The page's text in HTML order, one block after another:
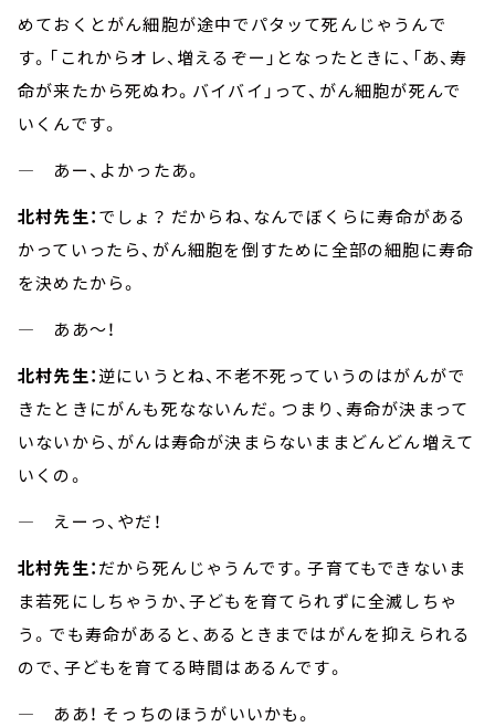
めておくとがん細胞が途中でパタッて死んじゃうんで
す。「これからオレ、増えるぞー」となったときに、「あ、寿
命が来たから死ぬわ。バイバイ」って、がん細胞が死んで
いくんです。
― あー、よかったあ。
北村先生：でしょ？ だからね、なんでぼくらに寿命がある
かっていったら、がん細胞を倒すために全部の細胞に寿命
を決めたから。
― ああ～！
北村先生：逆にいうとね、不老不死っていうのはがんがで
きたときにがんも死なないんだ。つまり、寿命が決まって
いないから、がんは寿命が決まらないままどんどん増えて
いくの。
― えーっ、やだ！
北村先生：だから死んじゃうんです。子育てもできないま
ま若死にしちゃうか、子どもを育てられずに全滅しちゃ
う。でも寿命があると、あるときまではがんを抑えられる
ので、子どもを育てる時間はあるんです。
― ああ！ そっちのほうがいいかも。